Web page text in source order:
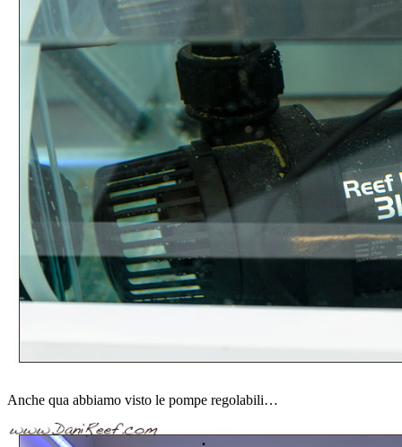
Anche qua abbiamo visto le pompe regolabili…